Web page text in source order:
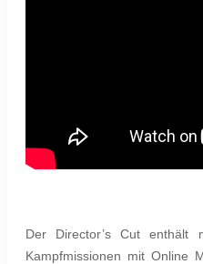
Der Director’s Cut enthält
Kampfmissionen mit Online